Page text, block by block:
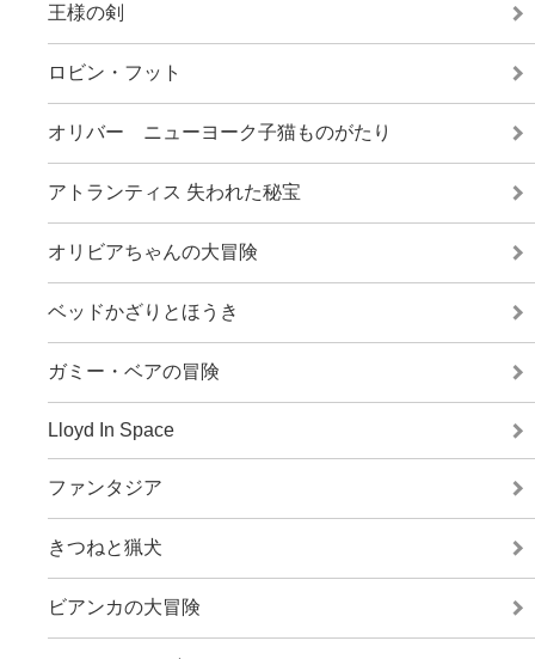
王様の剣
ロビン・フット
オリバー ニューヨーク子猫ものがたり
アトランティス 失われた秘宝
オリビアちゃんの大冒険
ベッドかざりとほうき
ガミー・ベアの冒険
Lloyd In Space
ファンタジア
きつねと猟犬
ビアンカの大冒険